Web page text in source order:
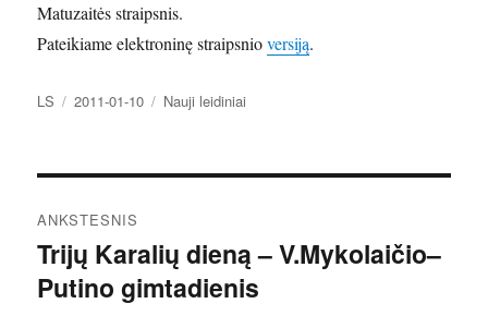
Matuzaitės straipsnis.
Pateikiame elektroninę straipsnioversiją.
Autorius
LS Paskelbta
2011-01-10 Kategorijos
Nauji leidiniai
tarp
įrašų
ANKSTESNIS
Ankstesnis
įrašas:
Trijų Karalių dieną – V.Mykolaičio–
Putino gimtadienis